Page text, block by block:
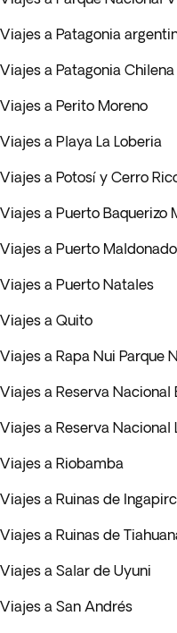
Viajes a Patagonia
Viajes a Patagonia Chilena
Viajes a Perito Moreno
Viajes a Playa La Loberia
Viajes a Potosí y Cerro
Viajes a Puerto Baquerizo
Viajes a Puerto Maldonado
Viajes a Puerto Natales
Viajes a Quito
Viajes a Rapa Nui Parque
Viajes a Reserva Nacional
Viajes a Reserva Nacional
Viajes a Riobamba
Viajes a Ruinas de
Viajes a Ruinas de
Viajes a Salar de Uyuni
Viajes a San Andrés